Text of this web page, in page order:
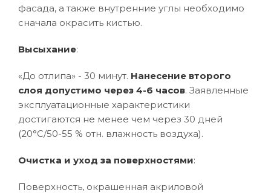
фасада, а также внутренние углы необходимо
сначала окрасить кистью.
Высыхание:
«До отлипа» - 30 минут. Нанесение второго
слоя допустимо через 4-6 часов. Заявленные
эксплуатационные характеристики
достигаются не менее чем через 30 дней
(20°C/50-55 % отн. влажность воздуха).
Очистка и уход за поверхностями:
Поверхность, окрашенная акриловой